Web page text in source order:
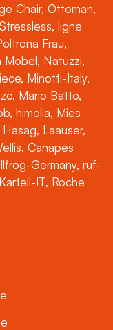
Chair, Ottoman,
ligne
Frau,
Möbel, Natuzzi,
Minotti-Italy,
Mario Batto,
himolla, Mies
Laauser,
Canapés
Germany, ruf-
IT, Roche